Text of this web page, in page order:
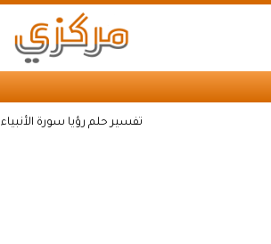
تفسير حلم رؤيا سورة الأنبياء